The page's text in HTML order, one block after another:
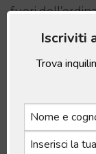
fuori
Iscriviti
Trova